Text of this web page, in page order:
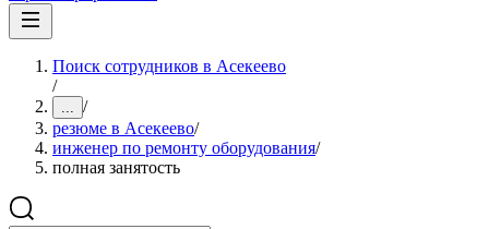
Поиск сотрудников в Асекеево
/
... /
резюме в Асекеево/
инженер по ремонту оборудования/
полная занятость